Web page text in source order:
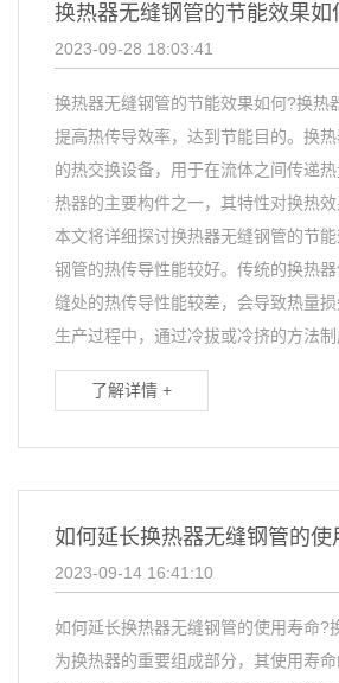
换热器无缝钢管的节能效果如
2023-09-28 18:03:41
换热器无缝钢管的节能效果如何?换热
提高热传导效率，达到节能目的。换
的热交换设备，用于在流体之间传递
热器的主要构件之一，其特性对换热效
本文将详细探讨换热器无缝钢管的节
钢管的热传导性能较好。传统的换热
缝处的热传导性能较差，会导致热量
生产过程中，通过冷拔或冷挤的方法制
了解详情 +
如何延长换热器无缝钢管的使
2023-09-14 16:41:10
如何延长换热器无缝钢管的使用寿命?
为换热器的重要组成部分，其使用寿